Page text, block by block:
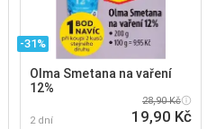
-31%
Olma Smetana na vaření
12%
2 dní
28,90 Kč
19,90 Kč